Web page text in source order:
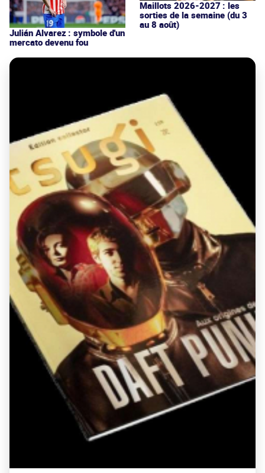
Julián Alvarez : symbole d'un
mercato devenu fou
Maillots 2026-2027 : les
sorties de la semaine (du 3
au 8 août)